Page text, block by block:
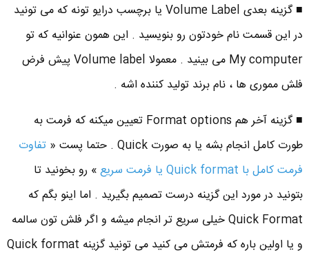
■ گزینه بعدی Volume Label یا برچسب درایو تونه که می تونید
در این قسمت نام خودتون رو بنویسید . این همون عنوانیه که تو
My computer می بینید . معمولا Volume label پیش فرض
فلش مموری ها ، نام برند تولید کننده اشه .
■ گزینه آخر هم Format options تعیین میکنه که فرمت به
طورت کامل انجام بشه یا به صورت Quick . حتما پست «
تفاوت
فرمت کامل با Quick format یا فرمت سریع
» رو بخونید تا
بتونید در مورد این گزینه درست تصمیم بگیرید . اما اینو بگم که
Quick Format خیلی سریع تر انجام میشه و اگر فلش تون سالمه
و یا اولین باره که فرمتش می کنید می تونید گزینه Quick format